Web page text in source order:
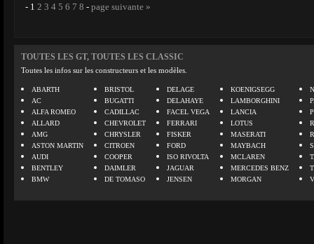
- 1 2 3 4 5 6 7 8 - page suivante »
TOUTES LES GT, TOUTES LES CLASSIC
Toutes les infos sur les constructeurs et les modèles.
ABARTH
AC
ALFA ROMEO
ALLARD
AMG
ASTON MARTIN
AUDI
BENTLEY
BMW
BRISTOL
BUGATTI
CADILLAC
CHEVROLET
CHRYSLER
CITROEN
COOPER
DAIMLER
DE TOMASO
DELAGE
DELAHAYE
FACEL VEGA
FERRARI
FISKER
FORD
ISO RIVOLTA
JAGUAR
JENSEN
KOENIGSEGG
LAMBORGHINI
LANCIA
LOTUS
MASERATI
MAYBACH
MCLAREN
MERCEDES BENZ
MORGAN